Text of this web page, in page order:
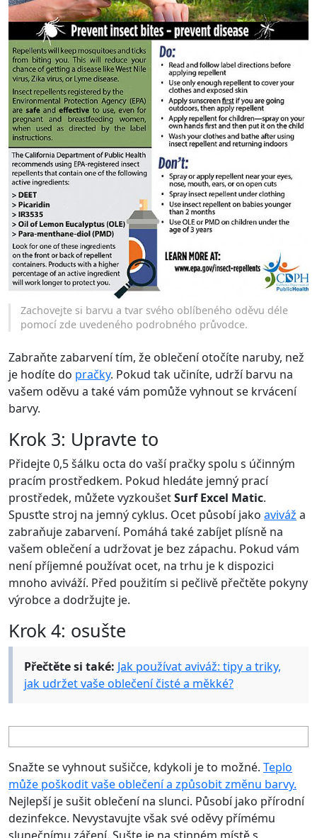
Zachovejte si barvu a tvar svého oblíbeného oděvu déle
pomocí zde uvedeného podrobného průvodce.
Zabraňte zabarvení tím, že oblečení otočíte naruby, než
je hodíte do pračky. Pokud tak učiníte, udrží barvu na
vašem oděvu a také vám pomůže vyhnout se krvácení
barvy.
Krok 3: Upravte to
Přidejte 0,5 šálku octa do vaší pračky spolu s účinným
pracím prostředkem. Pokud hledáte jemný prací
prostředek, můžete vyzkoušetSurf Excel Matic.
Spusťte stroj na jemný cyklus. Ocet působí jako aviváž a
zabraňuje zabarvení. Pomáhá také zabíjet plísně na
vašem oblečení a udržovat je bez zápachu. Pokud vám
není příjemné používat ocet, na trhu je k dispozici
mnoho aviváží. Před použitím si pečlivě přečtěte pokyny
výrobce a dodržujte je.
Krok 4: osušte
Přečtěte si také: Jak používat aviváž: tipy a triky,
jak udržet vaše oblečení čisté a měkké?
Snažte se vyhnout sušičce, kdykoli je to možné. Teplo
může poškodit vaše oblečení a způsobit změnu barvy.
Nejlepší je sušit oblečení na slunci. Působí jako přírodní
dezinfekce. Nevystavujte však své oděvy přímému